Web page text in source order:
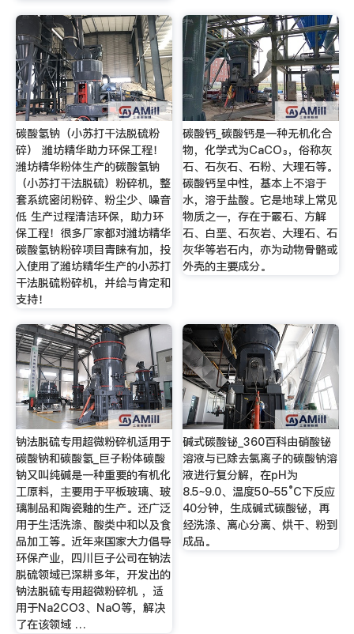
碳酸氢钠（小苏打干法脱硫粉
碎） 潍坊精华助力环保工程！
潍坊精华粉体生产的碳酸氢钠
（小苏打干法脱硫）粉碎机，整
套系统密闭粉碎、粉尘少、噪音
低 生产过程清洁环保，助力环
保工程！很多厂家都对潍坊精华
碳酸氢钠粉碎项目青睐有加，投
入使用了潍坊精华生产的小苏打
干法脱硫粉碎机，并给与肯定和
支持！
碳酸钙_碳酸钙是一种无机化合
物，化学式为CaCO₃，俗称灰
石、石灰石、石粉、大理石等。
碳酸钙呈中性，基本上不溶于
水，溶于盐酸。它是地球上常见
物质之一，存在于霰石、方解
石、白垩、石灰岩、大理石、石
灰华等岩石内，亦为动物骨骼或
外壳的主要成分。
钠法脱硫专用超微粉碎机适用于
碳酸钠和碳酸氢_巨子粉体碳酸
钠又叫纯碱是一种重要的有机化
工原料，主要用于平板玻璃、玻
璃制品和陶瓷釉的生产。还广泛
用于生活洗涤、酸类中和以及食
品加工等。近年来国家大力倡导
环保产业，四川巨子公司在钠法
脱硫领域已深耕多年，开发出的
钠法脱硫专用超微粉碎机 ，适
用于Na2CO3、NaO等，解决
了在该领域 …
碱式碳酸铋_360百科由硝酸铋
溶液与已除去氯离子的碳酸钠溶
液进行复分解，在pH为
8.5~9.0、温度50~55°C下反应
40分钟，生成碱式碳酸铋，再
经洗涤、离心分离、烘干、粉到
成品。